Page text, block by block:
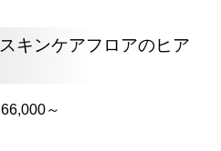
キンケアフロアのヒア
～